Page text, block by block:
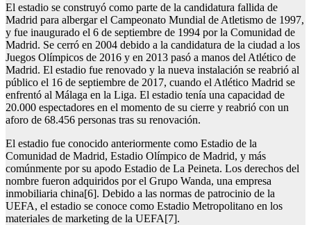
El estadio se construyó como parte de la candidatura fallida de
Madrid para albergar el Campeonato Mundial de Atletismo de 1997,
y fue inaugurado el 6 de septiembre de 1994 por la Comunidad de
Madrid. Se cerró en 2004 debido a la candidatura de la ciudad a los
Juegos Olímpicos de 2016 y en 2013 pasó a manos del Atlético de
Madrid. El estadio fue renovado y la nueva instalación se reabrió al
público el 16 de septiembre de 2017, cuando el Atlético Madrid se
enfrentó al Málaga en la Liga. El estadio tenía una capacidad de
20.000 espectadores en el momento de su cierre y reabrió con un
aforo de 68.456 personas tras su renovación.
El estadio fue conocido anteriormente como Estadio de la
Comunidad de Madrid, Estadio Olímpico de Madrid, y más
comúnmente por su apodo Estadio de La Peineta. Los derechos del
nombre fueron adquiridos por el Grupo Wanda, una empresa
inmobiliaria china[6]. Debido a las normas de patrocinio de la
UEFA, el estadio se conoce como Estadio Metropolitano en los
materiales de marketing de la UEFA[7].